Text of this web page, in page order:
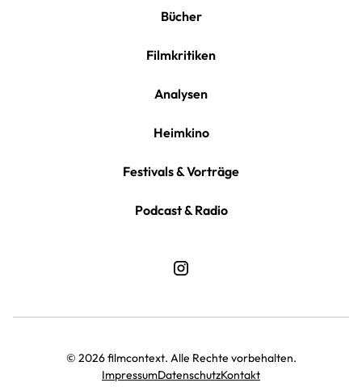
Bücher
Filmkritiken
Analysen
Heimkino
Festivals & Vorträge
Podcast & Radio
© 2026 filmcontext. Alle Rechte vorbehalten.
ImpressumDatenschutzKontakt